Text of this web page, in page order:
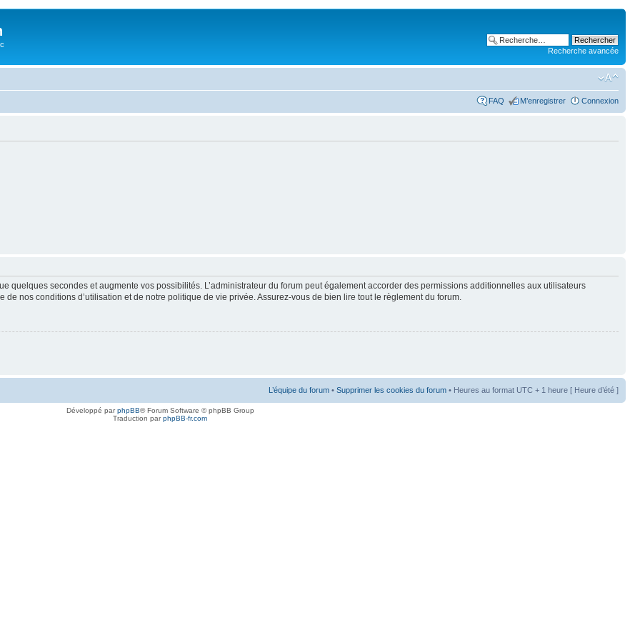
Recherche avancée
FAQ M’enregistrer Connexion
quelques secondes et augmente vos possibilités. L’administrateur du forum peut également accorder des permissions additionnelles aux utilisateurs
nos conditions d’utilisation et de notre politique de vie privée. Assurez-vous de bien lire tout le règlement du forum.
L’équipe du forum • Supprimer les cookies du forum • Heures au format UTC + 1 heure [ Heure d’été ]
Développé parphpBB® Forum Software © phpBB Group
Traduction parphpBB-fr.com